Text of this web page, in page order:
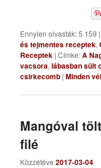
Ennyien olvasták: 5 159 |
és tejmentes receptek,
Receptek |Címke:A
vacsora,lábasban sült
csirkecomb |Minden
Mangóval
filé
Közzétéve2017-03-04